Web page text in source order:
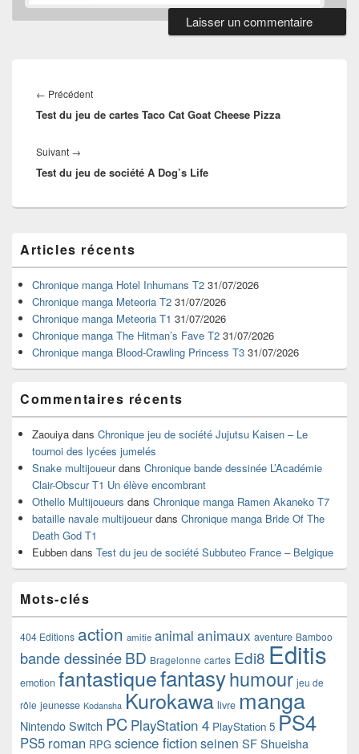
de
l’article
← PrécédentArticle
précédent :
Test du jeu de cartes Taco Cat Goat Cheese Pizza
Suivant →
suivant :
Test du jeu de société A Dog’s Life
principale
de
widget
pour
barre
latérale
Articles récents
Chronique manga Hotel Inhumans T2 31/07/2026
Chronique manga Meteoria T2 31/07/2026
Chronique manga Meteoria T1 31/07/2026
Chronique manga The Hitman’s Fave T2 31/07/2026
Chronique manga Blood-Crawling Princess T3 31/07/2026
Commentaires récents
Zaouiya dans Chronique jeu de société Jujutsu Kaisen – Le
tournoi des lycées jumelés
Snake multijoueurdans Chronique bande dessinée L’Académie
Clair-Obscur T1 Un élève encombrant
Othello Multijoueurs dans Chronique manga Ramen Akaneko T7
bataille navale multijoueurdans Chronique manga Bride Of The
Death God T1
Eubben dans Test du jeu de société Subbuteo France – Belgique
Mots-clés
404 Editions action amitie animal animaux aventure Bamboo
bande dessinéeBD Bragelonne cartes Edi8 Editis
emotion fantastiquefantasyhumour jeu de
rôle jeunesse Kodansha Kurokawa livre manga
Nintendo Switch PC PlayStation 4 PlayStation 5 PS4
PS5 roman RPG science fictionseinen SF Shueisha